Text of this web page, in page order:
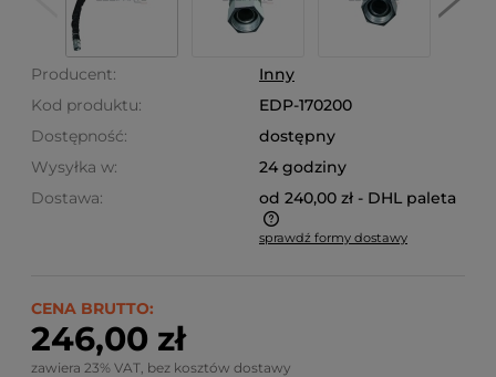
Producent:
Inny
Kod produktu:
EDP-170200
Dostępność:
dostępny
Wysyłka w:
24 godziny
Dostawa:
od 240,00 zł - DHL paleta
Ze względu na niestandardowe wymiary produktu,
sprawdź formy dostawy
CENA BRUTTO:
246,00 zł
zawiera 23% VAT, bez kosztów dostawy